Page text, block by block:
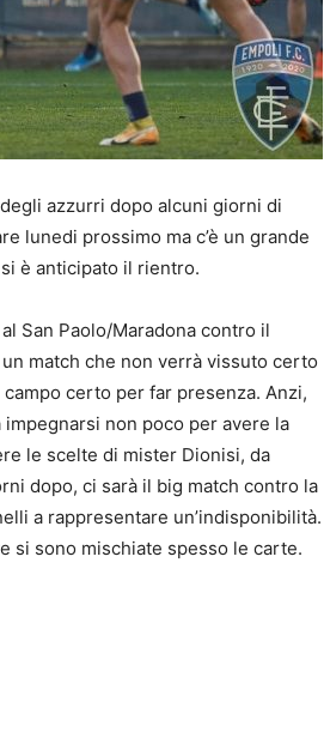
azzurri dopo alcuni giorni di
lunedi prossimo ma c’è un grande
è anticipato il rientro.
San Paolo/Maradona contro il
match che non verrà vissuto certo
certo per far presenza. Anzi,
non poco per avere la
le scelte di mister Dionisi, da
dopo, ci sarà il big match contro la
a rappresentare un’indisponibilità.
si sono mischiate spesso le carte.